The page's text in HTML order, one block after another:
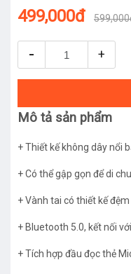
499,000đ
- +
Mô tả sản phẩm
+ Thiết kế không dây nổi
+ Có thể gập gọn để di
+ Vành tai có thiết kế
+ Bluetooth 5.0, kết nối
+ Tích hợp đầu đọc thẻ